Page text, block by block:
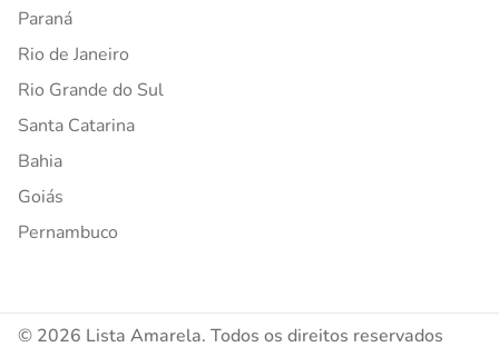
Paraná
Rio de Janeiro
Rio Grande do Sul
Santa Catarina
Bahia
Goiás
Pernambuco
© 2026 Lista Amarela. Todos os direitos reservados